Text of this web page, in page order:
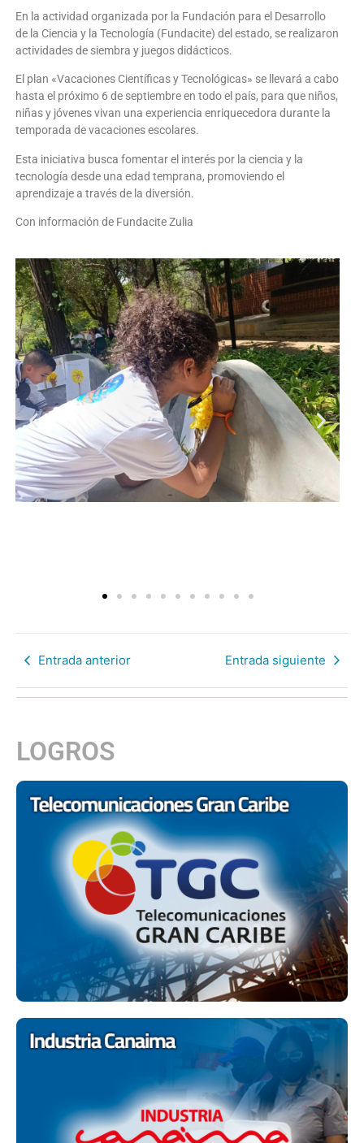
En la actividad organizada por la Fundación para el Desarrollo
de la Ciencia y la Tecnología (Fundacite) del estado, se realizaron
actividades de siembra y juegos didácticos.
El plan «Vacaciones Científicas y Tecnológicas» se llevará a cabo
hasta el próximo 6 de septiembre en todo el país, para que niños,
niñas y jóvenes vivan una experiencia enriquecedora durante la
temporada de vacaciones escolares.
Esta iniciativa busca fomentar el interés por la ciencia y la
tecnología desde una edad temprana, promoviendo el
aprendizaje a través de la diversión.
Con información de Fundacite Zulia
Entrada anterior Entrada siguiente
LOGROS